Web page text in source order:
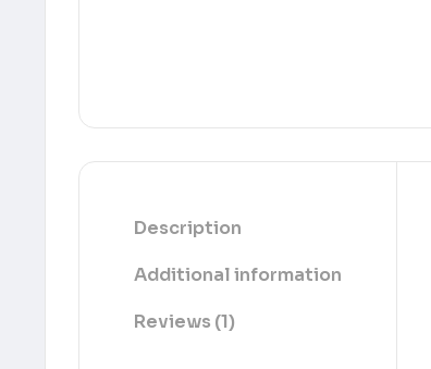
Description
Additional information
Reviews (1)